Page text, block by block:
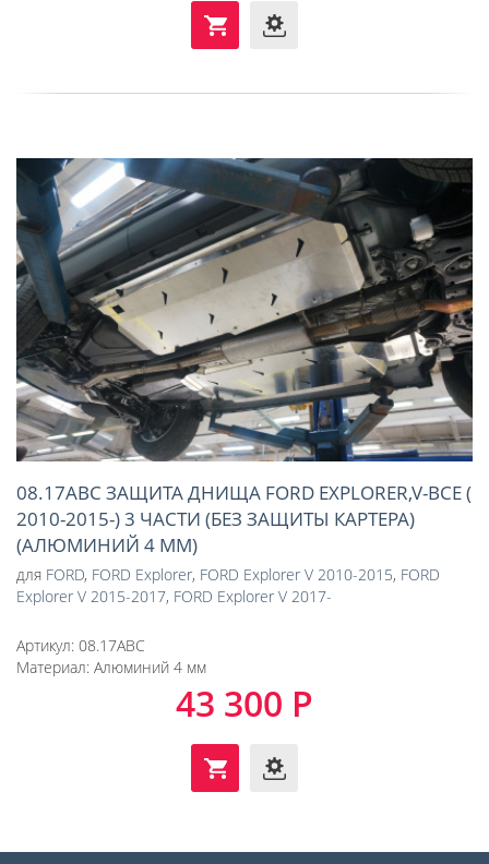
08.17ABC ЗАЩИТА ДНИЩА FORD EXPLORER,V-ВСЕ (
2010-2015-) 3 ЧАСТИ (БЕЗ ЗАЩИТЫ КАРТЕРА)
(АЛЮМИНИЙ 4 ММ)
для FORD, FORD Explorer, FORD Explorer V 2010-2015, FORD
Explorer V 2015-2017, FORD Explorer V 2017-
Артикул: 08.17ABC
Материал: Алюминий 4 мм
43 300 Р